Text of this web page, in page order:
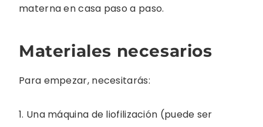
materna en casa paso a paso.
Materiales necesarios
Para empezar, necesitarás:
1. Una máquina de liofilización (puede ser